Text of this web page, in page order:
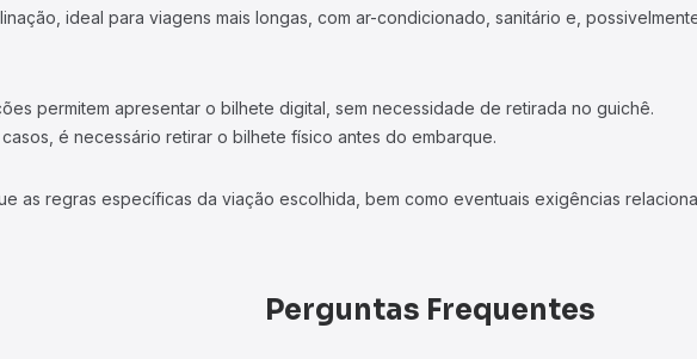
ideal para viagens mais longas, com ar-condicionado, sanitário e,
permitem apresentar o bilhete digital, sem necessidade de retirada no guichê.
é necessário retirar o bilhete físico antes do embarque.
as regras específicas da viação escolhida, bem como eventuais exigências
Perguntas Frequentes